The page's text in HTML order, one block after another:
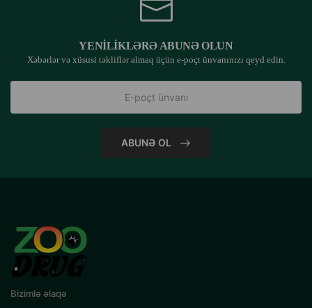
YENILIKLƏRƏ ABUNƏ OLUN
Xəbərlər və xüsusi təkliflər almaq üçün e-poçt ünvanınızı qeyd edin.
ABUNƏ OL
Bizimlə əlaqə